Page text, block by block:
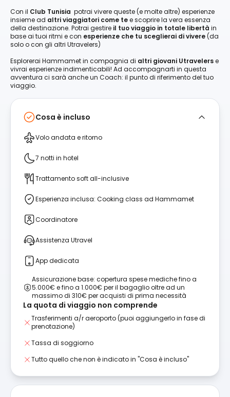
Con il Club Tunisia potrai vivere queste (e molte altre) esperienze
insieme ad altri viaggiatori come tee scoprire la vera essenza
della destinazione. Potrai gestire il tuo viaggio in totale libertà in
base ai tuoi ritmi e con esperienze che tu sceglierai di vivere(da
solo o con gli altri Utravelers)
Esplorerai Hammamet in compagnia di altri giovani Utravelerse
vivrai esperienze indimenticabili! Ad accompagnarti in questa
avventura ci sarà anche un Coach: il punto di riferimento del tuo
viaggio.
Cosa è incluso
Volo andata e ritorno
7 notti in hotel
Trattamento soft all-inclusive
Esperienza inclusa: Cooking class ad Hammamet
Coordinatore
Assistenza Utravel
App dedicata
Assicurazione base: copertura spese mediche fino a
5.000€ e fino a 1.000€ per il bagaglio oltre ad un
massimo di 310€ per acquisti di prima necessità
La quota di viaggio non comprende
Trasferimenti a/r aeroporto (puoi aggiungerlo in fase di
prenotazione)
Tassa di soggiorno
Tutto quello che non è indicato in "Cosa è incluso"